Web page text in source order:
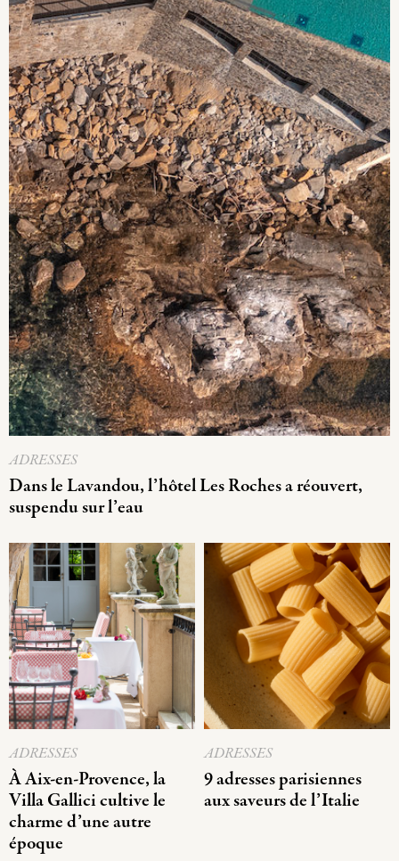
ADRESSES
Dans le Lavandou, l’hôtel Les Roches a réouvert,
suspendu sur l’eau
ADRESSES
À Aix-en-Provence, la
Villa Gallici cultive le
charme d’une autre
époque
ADRESSES
9 adresses parisiennes
aux saveurs de l’Italie